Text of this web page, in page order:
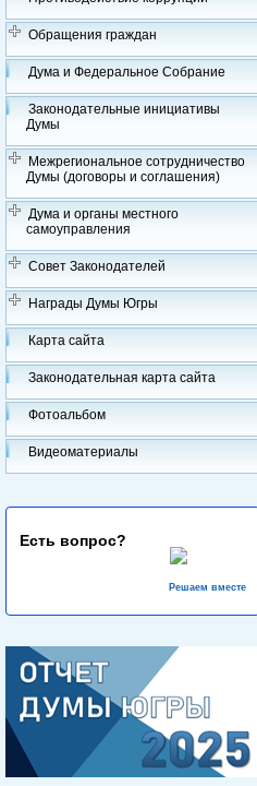
Обращения граждан
Дума и Федеральное Собрание
Законодательные инициативы
Думы
Межрегиональное сотрудничество
Думы (договоры и соглашения)
Дума и органы местного
самоуправления
Совет Законодателей
Награды Думы Югры
Карта сайта
Законодательная карта сайта
Фотоальбом
Видеоматериалы
Есть вопрос?
Решаем вместе